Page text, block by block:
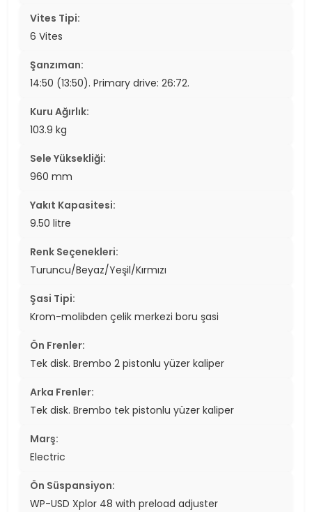
Vites Tipi:
6 Vites
Şanzıman:
14:50 (13:50). Primary drive: 26:72.
Kuru Ağırlık:
103.9 kg
Sele Yüksekliği:
960 mm
Yakıt Kapasitesi:
9.50 litre
Renk Seçenekleri:
Turuncu/Beyaz/Yeşil/Kırmızı
Şasi Tipi:
Krom-molibden çelik merkezi boru şasi
Ön Frenler:
Tek disk. Brembo 2 pistonlu yüzer kaliper
Arka Frenler:
Tek disk. Brembo tek pistonlu yüzer kaliper
Marş:
Electric
Ön Süspansiyon:
WP-USD Xplor 48 with preload adjuster